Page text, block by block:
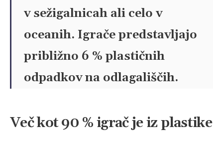
v sežigalnicah ali celo v
oceanih. Igrače predstavljajo
približno 6 % plastičnih
odpadkov na odlagališčih.
Več kot 90 % igrač je iz plastike